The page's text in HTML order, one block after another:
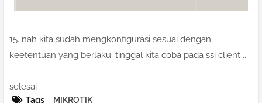
15. nah kita sudah mengkonfigurasi sesuai dengan
keetentuan yang berlaku. tinggal kita coba pada ssi client ..
selesai
Tags MIKROTIK